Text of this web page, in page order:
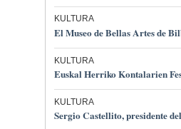
KULTURA
El Museo de Bellas Artes de
KULTURA
Euskal Herriko Kontalarien
KULTURA
Sergio Castellito, presidente